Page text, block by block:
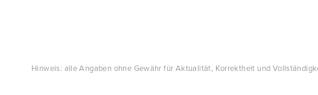
Hinweis: alle Angaben ohne Gewähr für Aktualität, Korrektheit und